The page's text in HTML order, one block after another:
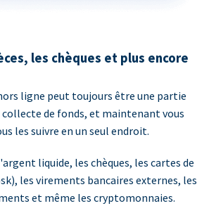
les chèques et plus encore
ligne peut toujours être une partie
de fonds, et maintenant vous
les suivre en un seul endroit.
liquide, les chèques, les cartes de
les virements bancaires externes, les
et même les cryptomonnaies.